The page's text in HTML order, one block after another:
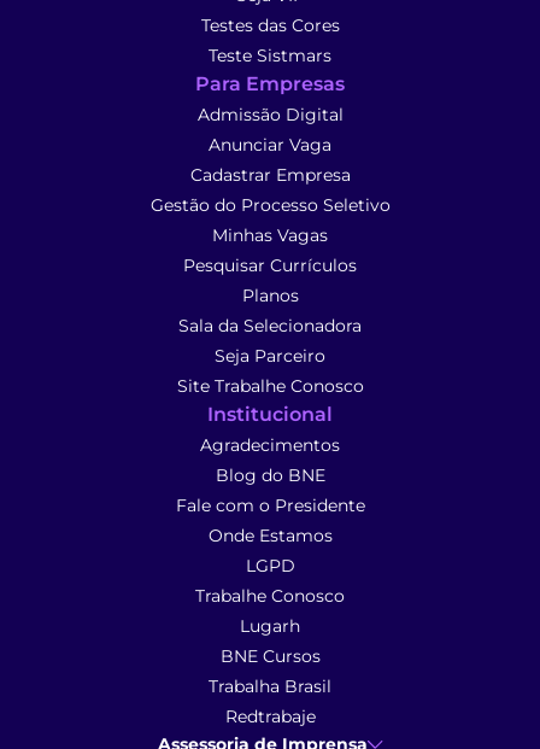
Testes das Cores
Teste Sistmars
Para Empresas
Admissão Digital
Anunciar Vaga
Cadastrar Empresa
Gestão do Processo Seletivo
Minhas Vagas
Pesquisar Currículos
Planos
Sala da Selecionadora
Seja Parceiro
Site Trabalhe Conosco
Institucional
Agradecimentos
Blog do BNE
Fale com o Presidente
Onde Estamos
LGPD
Trabalhe Conosco
Lugarh
BNE Cursos
Trabalha Brasil
Redtrabaje
Assessoria de Imprensa